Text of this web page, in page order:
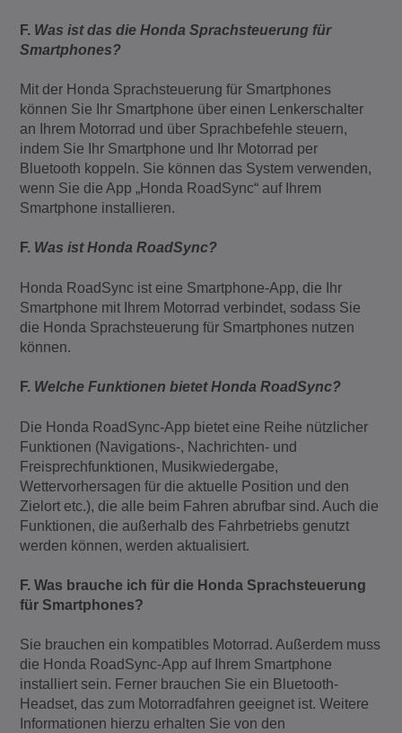
F. Was ist das die Honda Sprachsteuerung für
Smartphones?
Mit der Honda Sprachsteuerung für Smartphones
können Sie Ihr Smartphone über einen Lenkerschalter
an Ihrem Motorrad und über Sprachbefehle steuern,
indem Sie Ihr Smartphone und Ihr Motorrad per
Bluetooth koppeln. Sie können das System verwenden,
wenn Sie die App „Honda RoadSync“ auf Ihrem
Smartphone installieren.
F. Was ist Honda RoadSync?
Honda RoadSync ist eine Smartphone-App, die Ihr
Smartphone mit Ihrem Motorrad verbindet, sodass Sie
die Honda Sprachsteuerung für Smartphones nutzen
können.
F. Welche Funktionen bietet Honda RoadSync?
Die Honda RoadSync-App bietet eine Reihe nützlicher
Funktionen (Navigations-, Nachrichten- und
Freisprechfunktionen, Musikwiedergabe,
Wettervorhersagen für die aktuelle Position und den
Zielort etc.), die alle beim Fahren abrufbar sind. Auch die
Funktionen, die außerhalb des Fahrbetriebs genutzt
werden können, werden aktualisiert.
F. Was brauche ich für die Honda Sprachsteuerung
für Smartphones?
Sie brauchen ein kompatibles Motorrad. Außerdem muss
die Honda RoadSync-App auf Ihrem Smartphone
installiert sein. Ferner brauchen Sie ein Bluetooth-
Headset, das zum Motorradfahren geeignet ist. Weitere
Informationen hierzu erhalten Sie von den